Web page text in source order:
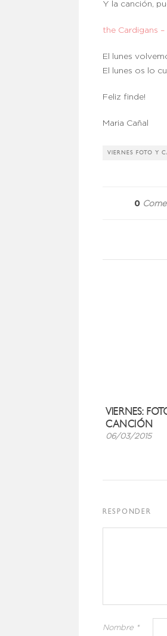
Y la canción,
the Cardigans
El lunes
El lunes os lo
Feliz finde!
Maria Cañal
VIERNES FOTO Y
0
VIERNES:
CANCIÓN
06/03/2015
RESPONDER
Nombre *